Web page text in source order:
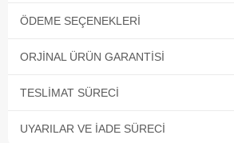
ÖDEME SEÇENEKLERI
ORJINAL ÜRÜN GARANTISI
TESLIMAT SÜRECI
UYARILAR VE İADE SÜRECI